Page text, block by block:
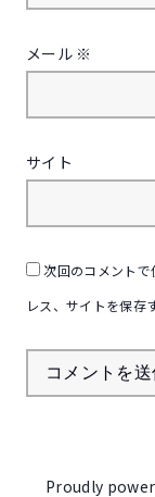
メール ※
サイト
次回のコメント
レス、サイトを保存
Proudly